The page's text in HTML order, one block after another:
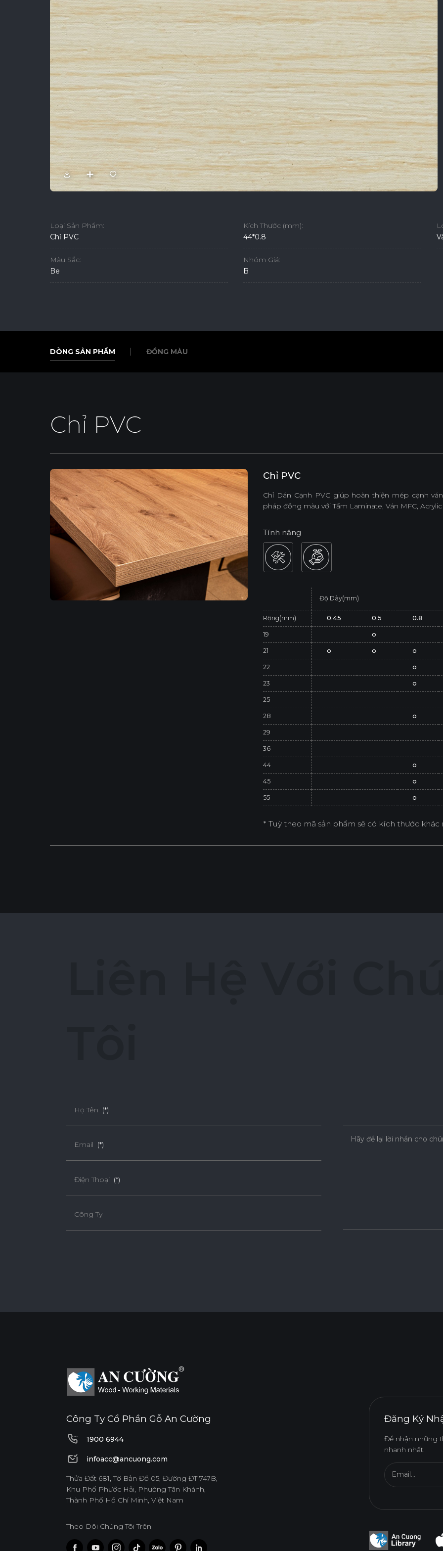
Loại Sản Phẩm:
Chỉ PVC
Kích Thước (mm):
44*0.8
Màu Sắc:
Be
Nhóm Giá:
B
DÒNG SẢN PHẨM ĐỒNG MÀU
Chỉ PVC
Chỉ PVC
Chỉ Dán Cạnh PVC giúp hoàn thiện mép cạnh
pháp đồng màu với Tấm Laminate, Ván MFC,
Tính năng
Độ Dày(mm)
Rộng(mm) 0.45 0.5 0.8
19 o
21 o o o
22 o
23 o
25
28 o
29
36
44 o
45 o
55 o
* Tuỳ theo mã sản phẩm sẽ có kích thước khác
Họ Tên (*)
Email (*)
Điện Thoại (*)
Công Ty
Hãy để lại lời nhắn cho
Công Ty Cổ Phần Gỗ An Cường
1900 6944
1900 6944
infoacc@ancuong.com
infoacc@ancuong.com
Thửa Đất 681, Tờ Bản Đồ 05, Đường ĐT 747B,
Khu Phố Phước Hải, Phường Tân Khánh,
Thành Phố Hồ Chí Minh, Việt Nam
Theo Dõi Chúng Tôi Trên
Đăng Ký
Để nhận những
nhanh nhất.
Email...
Sản Phẩm Dự Án Nội Dung Khác